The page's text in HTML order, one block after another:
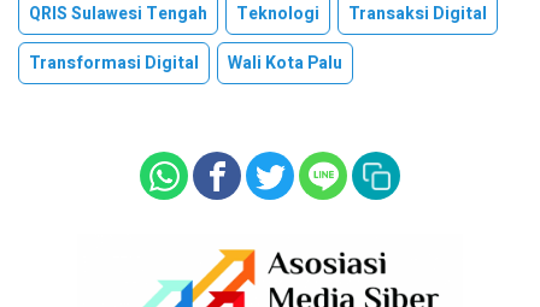
QRIS Sulawesi Tengah Teknologi
Transaksi Digital
Transformasi Digital
Wali Kota Palu